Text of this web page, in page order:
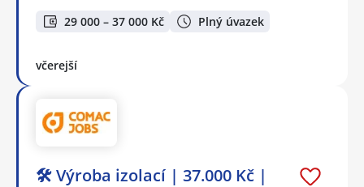
29 000 – 37 000 Kč Plný úvazek
včerejší
🛠️ Výroba izolací | 37.000 Kč |